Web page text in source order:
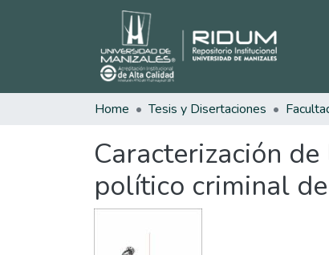
Home Tesis y Disertaciones
Caracterización
político criminal